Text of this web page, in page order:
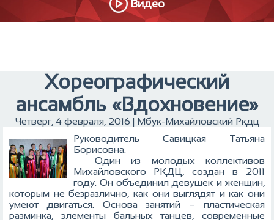
Видео
Хореографический
ансамбль «Вдохновение»
Четверг, 4 февраля, 2016 | Мбук-Михайловский Ркдц
Руководитель Савицкая Татьяна
Борисовна.
Один из молодых коллективов
Михайловского РКДЦ, создан в 2011
году. Он объединил девушек и женщин,
которым не безразлично, как они выглядят и как они
умеют двигаться. Основа занятий – пластическая
разминка, элементы бальных танцев, современные